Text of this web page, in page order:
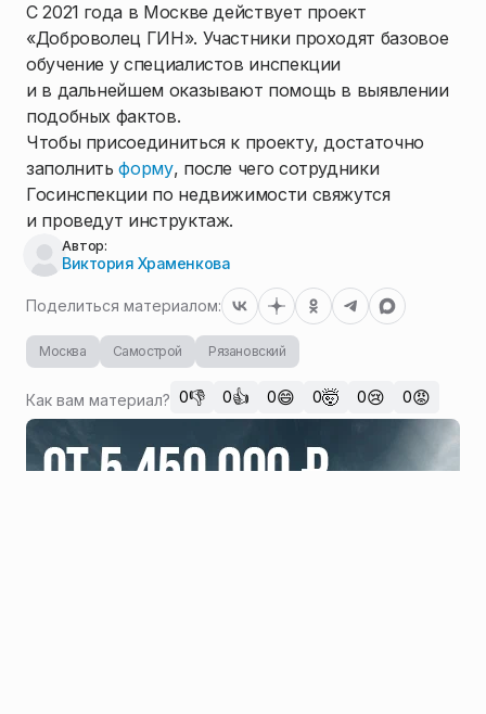
С 2021 года в Москве действует проект
«Доброволец ГИН». Участники проходят базовое
обучение у специалистов инспекции
и в дальнейшем оказывают помощь в выявлении
подобных фактов.
Чтобы присоединиться к проекту, достаточно
заполнитьформу, после чего сотрудники
Госинспекции по недвижимости свяжутся
и проведут инструктаж.
Автор:
Виктория Храменкова
Поделиться материалом:
Москва Самострой Рязановский
Как вам материал? 0👎 0👍 0😄 0🤯 0😢 0😡